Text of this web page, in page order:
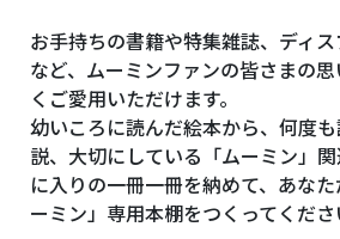
お手持ちの書籍や特集雑誌、ディ
など、ムーミンファンの皆さまの
くご愛用いただけます。
幼いころに読んだ絵本から、何度
説、大切にしている「ムーミン」
に入りの一冊一冊を納めて、あな
ーミン」専用本棚をつくってくださ